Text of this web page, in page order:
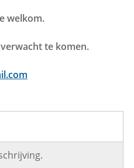
welkom.
te komen.